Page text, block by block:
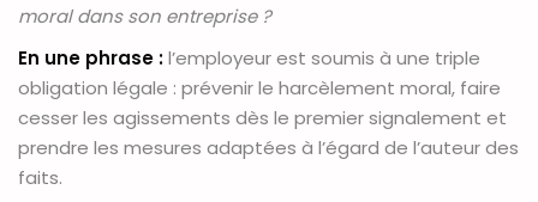
moral dans son entreprise ?
En une phrase :l’employeur est soumis à une triple
obligation légale : prévenir le harcèlement moral, faire
cesser les agissements dès le premier signalement et
prendre les mesures adaptées à l’égard de l’auteur des
faits.